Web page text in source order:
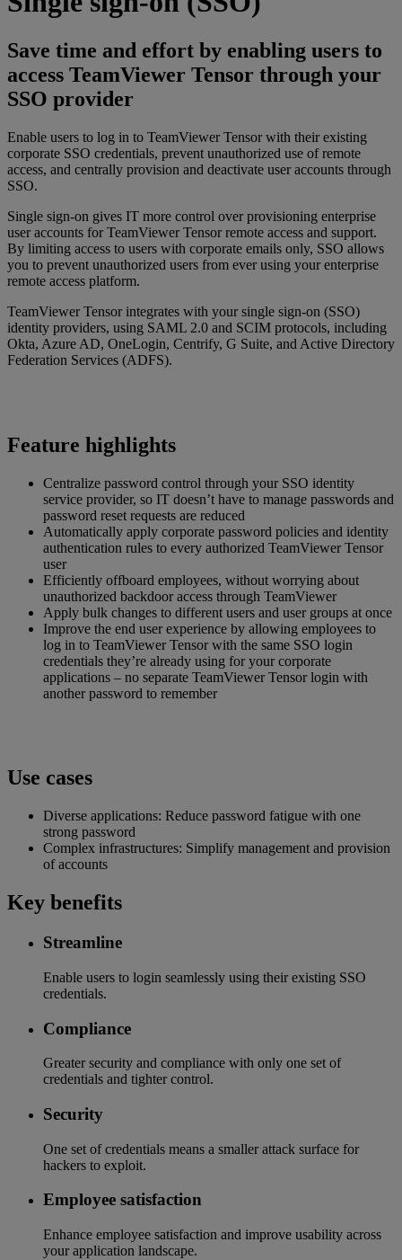
Save time and effort by enabling users to
access TeamViewer Tensor through your
SSO provider
Enable users to log in to TeamViewer Tensor with their existing
corporate SSO credentials, prevent unauthorized use of remote
access, and centrally provision and deactivate user accounts through
SSO.
Single sign-on gives IT more control over provisioning enterprise
user accounts for TeamViewer Tensor remote access and support.
By limiting access to users with corporate emails only, SSO allows
you to prevent unauthorized users from ever using your enterprise
remote access platform.
TeamViewer Tensor integrates with your single sign-on (SSO)
identity providers, using SAML 2.0 and SCIM protocols, including
Okta, Azure AD, OneLogin, Centrify, G Suite, and Active Directory
Federation Services (ADFS).
Feature highlights
Centralize password control through your SSO identity
service provider, so IT doesn’t have to manage passwords and
password reset requests are reduced
Automatically apply corporate password policies and identity
authentication rules to every authorized TeamViewer Tensor
user
Efficiently offboard employees, without worrying about
unauthorized backdoor access through TeamViewer
Apply bulk changes to different users and user groups at once
Improve the end user experience by allowing employees to
log in to TeamViewer Tensor with the same SSO login
credentials they’re already using for your corporate
applications – no separate TeamViewer Tensor login with
another password to remember
Use cases
Diverse applications: Reduce password fatigue with one
strong password
Complex infrastructures: Simplify management and provision
of accounts
Key benefits
Streamline
Enable users to login seamlessly using their existing SSO
credentials.
Compliance
Greater security and compliance with only one set of
credentials and tighter control.
Security
One set of credentials means a smaller attack surface for
hackers to exploit.
Employee satisfaction
Enhance employee satisfaction and improve usability across
your application landscape.